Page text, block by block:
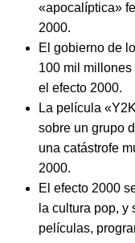
«apocalíptica»
2000.
El gobierno de
100 mil
el efecto 2000.
La película
sobre un grupo
una catástrofe
2000.
El efecto 2000
la cultura pop, y
películas,